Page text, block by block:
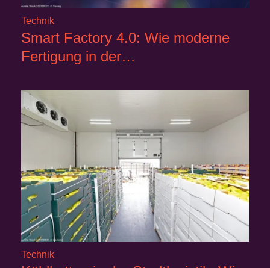
Technik
Smart Factory 4.0: Wie moderne
Fertigung in der…
Technik